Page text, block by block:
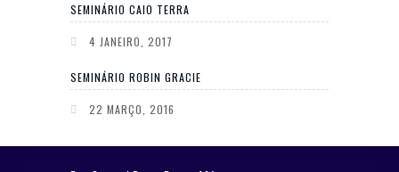
SEMINÁRIO CAIO TERRA
4 JANEIRO, 2017
SEMINÁRIO ROBIN GRACIE
22 MARÇO, 2016